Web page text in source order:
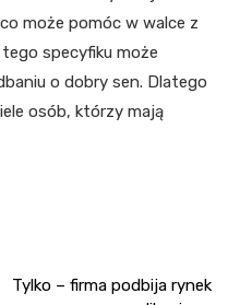
może pomóc w walce z
specyfiku może
o dobry sen. Dlatego
osób, którzy mają
Tylko – firma podbija rynek